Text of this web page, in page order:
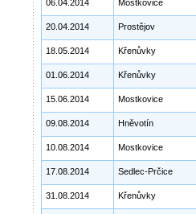
06.04.2014 Mostkovice
20.04.2014 Prostějov
18.05.2014 Křenůvky
01.06.2014 Křenůvky
15.06.2014 Mostkovice
09.08.2014 Hněvotín
10.08.2014 Mostkovice
17.08.2014 Sedlec-Prčice
31.08.2014 Křenůvky